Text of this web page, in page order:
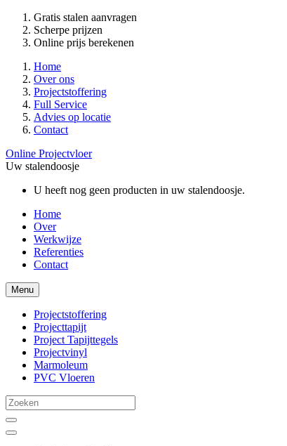
Gratis stalen aanvragen
Scherpe prijzen
Online prijs berekenen
Home
Over ons
Projectstoffering
Full Service
Advies op locatie
Contact
Online Projectvloer
Uw stalendoosje
U heeft nog geen producten in uw stalendoosje.
Home
Over
Werkwijze
Referenties
Contact
Menu
Projectstoffering
Projecttapijt
Project Tapijttegels
Projectvinyl
Marmoleum
PVC Vloeren